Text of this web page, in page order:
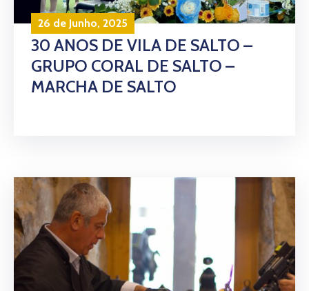
26 de Junho, 2025
30 ANOS DE VILA DE SALTO –
GRUPO CORAL DE SALTO –
MARCHA DE SALTO